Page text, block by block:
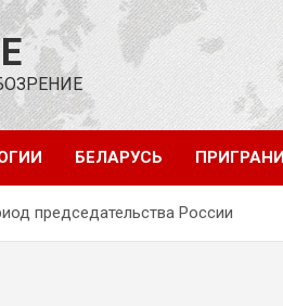
БЕЛАРУСЬ
председательства России